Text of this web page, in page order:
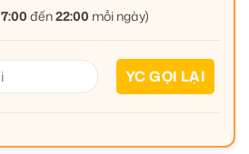
7:00 đến22:00 mỗi ngày)